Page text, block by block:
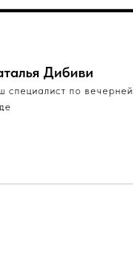
Дибиви
специалист по вечерней